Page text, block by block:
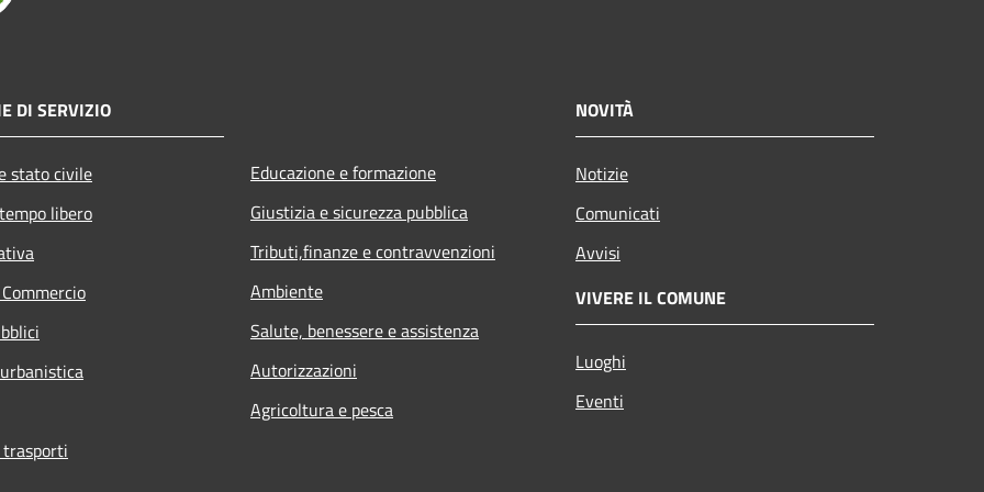
DI SERVIZIO
stato civile
libero
Educazione e formazione
Giustizia e sicurezza pubblica
Tributi,finanze e contravvenzioni
Ambiente
Salute, benessere e assistenza
Autorizzazioni
Agricoltura e pesca
NOVITÀ
Notizie
Comunicati
Avvisi
VIVERE IL COMUNE
Luoghi
Eventi